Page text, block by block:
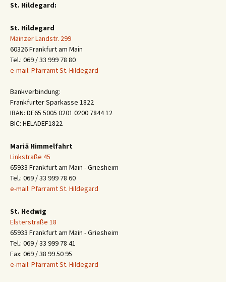
St. Hildegard:
St. Hildegard
Mainzer Landstr. 299
60326 Frankfurt am Main
Tel.: 069 / 33 999 78 80
e-mail: Pfarramt St. Hildegard
Bankverbindung:
Frankfurter Sparkasse 1822
IBAN: DE65 5005 0201 0200 7844 12
BIC: HELADEF1822
Mariä Himmelfahrt
Linkstraße 45
65933 Frankfurt am Main - Griesheim
Tel.: 069 / 33 999 78 60
e-mail: Pfarramt St. Hildegard
St. Hedwig
Elsterstraße 18
65933 Frankfurt am Main - Griesheim
Tel.: 069 / 33 999 78 41
Fax: 069 / 38 99 50 95
e-mail: Pfarramt St. Hildegard